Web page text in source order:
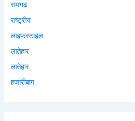
रामगढ़
राष्ट्रीय
लाइफस्टाइल
लातेहार
लातेहार
हजारीबाग